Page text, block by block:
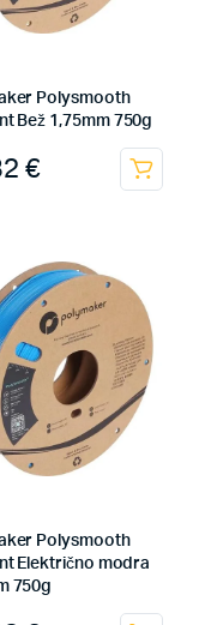
Polysmooth
Bež 1,75mm 750g
€
Polysmooth
Električno modra
750g